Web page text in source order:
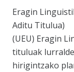
Eragin
Aditu Titulua)
(UEU) Eragin
tituluak
hirigintzako